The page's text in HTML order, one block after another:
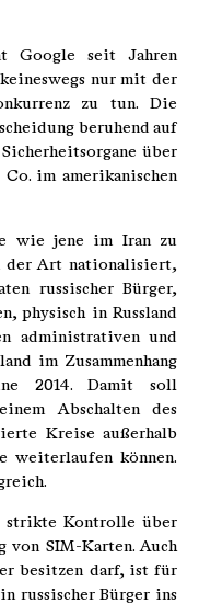
Google seit Jahren
nur mit der
zu tun. Die
beruhend auf
über
im amerikanischen
wie jene im Iran zu
der Art nationalisiert,
russischer Bürger,
physisch in Russland
administrativen und
im Zusammenhang
2014. Damit soll
Abschalten des
Kreise außerhalb
weiterlaufen können.
strikte Kontrolle über
von SIM-Karten. Auch
besitzen darf, ist für
russischer Bürger ins